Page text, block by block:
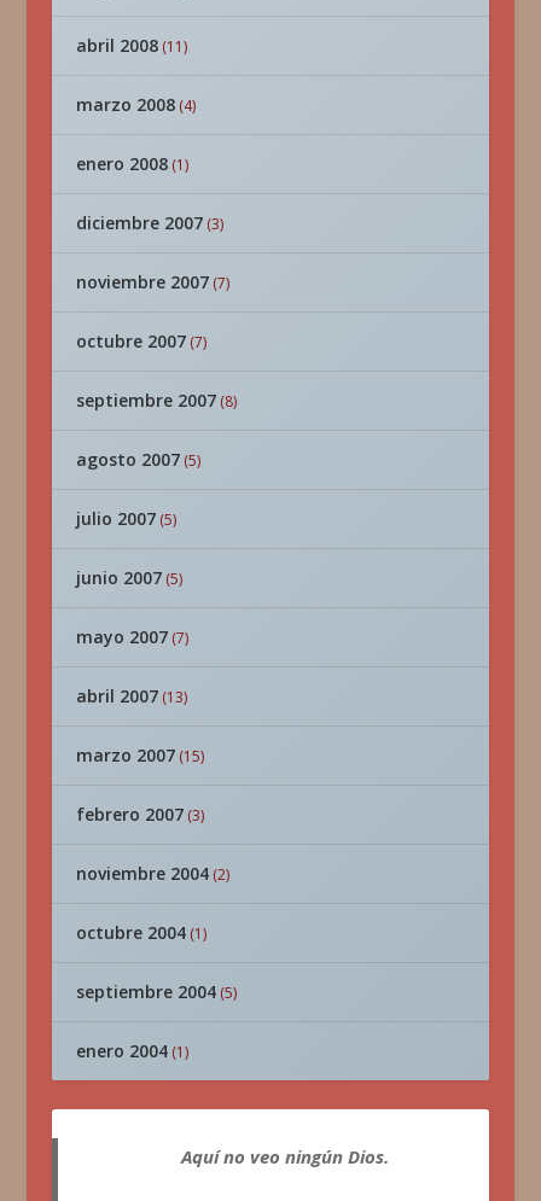
abril 2008(11)
marzo 2008(4)
enero 2008(1)
diciembre 2007(3)
noviembre 2007(7)
octubre 2007(7)
septiembre 2007(8)
agosto 2007(5)
julio 2007(5)
junio 2007(5)
mayo 2007(7)
abril 2007(13)
marzo 2007(15)
febrero 2007(3)
noviembre 2004(2)
octubre 2004(1)
septiembre 2004(5)
enero 2004(1)
Aquí no veo ningún Dios.